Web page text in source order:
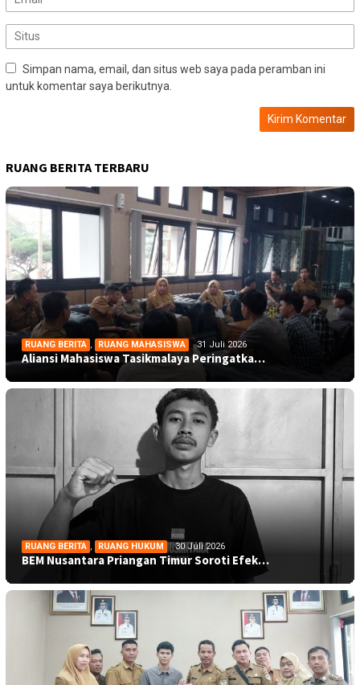
Simpan nama, email, dan situs web saya pada peramban ini
untuk komentar saya berikutnya.
RUANG BERITA TERBARU
RUANG BERITA , RUANG MAHASISWA 31 Juli 2026
Aliansi Mahasiswa Tasikmalaya Peringatka…
RUANG BERITA , RUANG HUKUM 30 Juli 2026
BEM Nusantara Priangan Timur Soroti Efek…